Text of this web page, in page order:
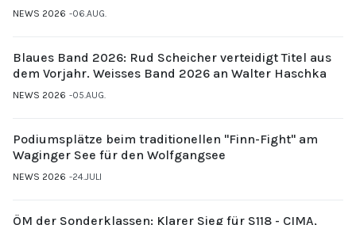
NEWS 2026 06.AUG.
Blaues Band 2026: Rud Scheicher verteidigt Titel aus
dem Vorjahr. Weisses Band 2026 an Walter Haschka
NEWS 2026 05.AUG.
Podiumsplätze beim traditionellen "Finn-Fight" am
Waginger See für den Wolfgangsee
NEWS 2026 24.JULI
ÖM der Sonderklassen: Klarer Sieg für S118 - CIMA,